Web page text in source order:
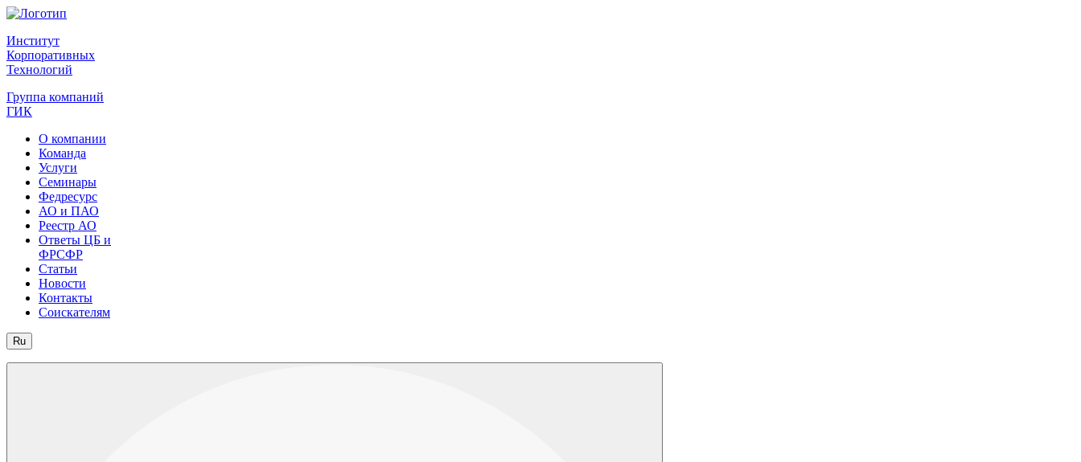
Институт
Корпоративных
Технологий
Группа компаний
ГИК
О компании
Команда
Услуги
Семинары
Федресурс
АО и ПАО
Реестр АО
Ответы ЦБ и
ФРСФР
Статьи
Новости
Контакты
Соискателям
Ru